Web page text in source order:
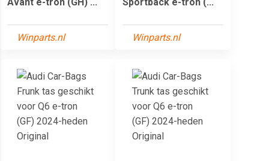
Winparts.nl Winparts.nl